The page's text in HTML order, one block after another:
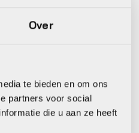
Over
te bieden en om ons
partners voor social
die u aan ze heeft